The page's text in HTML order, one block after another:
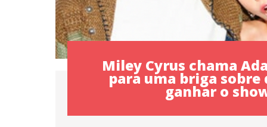
Miley Cyrus chama
para uma briga sobre
ganhar o